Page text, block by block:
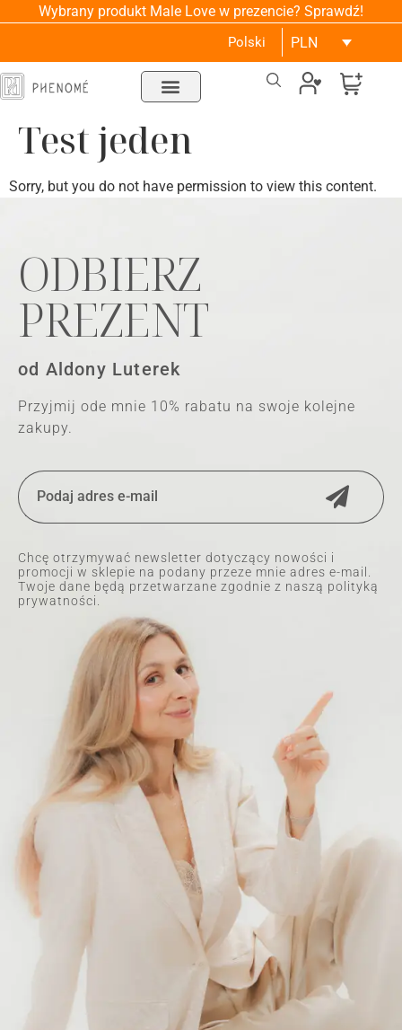
Wybrany produkt Male Love w prezencie? Sprawdź!
Polski PLN
Test jeden
Sorry, but you do not have permission to view this content.
ODBIERZ
PREZENT
od Aldony Luterek
Przyjmij ode mnie 10% rabatu na swoje kolejne
zakupy.
Chcę otrzymywać newsletter dotyczący nowości i
promocji w sklepie na podany przeze mnie adres e-mail.
Twoje dane będą przetwarzane zgodnie z naszą polityką
prywatności.